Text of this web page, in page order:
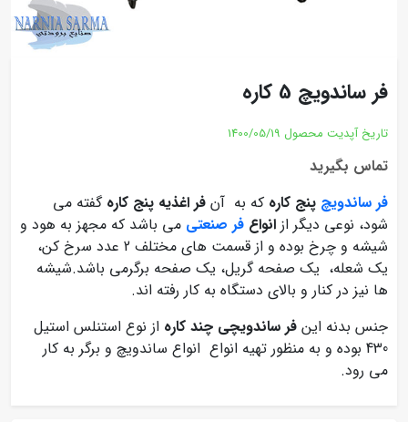
فر ساندویچ 5 کاره
تاریخ آپدیت محصول 1400/05/19
تماس بگیرید
فر ساندویچ پنج کاره که به آن فر اغذیه پنج کاره گفته می
شود، نوعی دیگر از انواع فر صنعتی می باشد که مجهز به هود و
شیشه و چرخ بوده و از قسمت های مختلف 2 عدد سرخ کن،
یک شعله، یک صفحه گریل، یک صفحه برگرمی باشد.شیشه
ها نیز در کنار و بالای دستگاه به کار رفته اند.
جنس بدنه این فر ساندویچی چند کاره از نوع استنلس استیل
430 بوده و به منظور تهیه انواع انواع ساندویچ و برگر به کار
می رود.